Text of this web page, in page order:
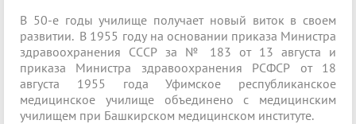
В 50-е годы училище получает новый виток в своем
развитии. В 1955 году на основании приказа Министра
здравоохранения СССР за № 183 от 13 августа и
приказа Министра здравоохранения РСФСР от 18
августа 1955 года Уфимское республиканское
медицинское училище объединено с медицинским
училищем при Башкирском медицинском институте.